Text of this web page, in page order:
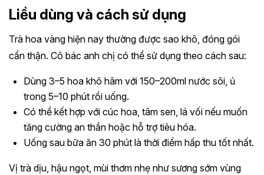
Liều dùng và cách sử dụng
Trà hoa vàng hiện nay thường được sao khô, đóng gói
cẩn thận. Cô bác anh chị có thể sử dụng theo cách sau:
Dùng 3–5 hoa khô hãm với 150–200ml nước sôi, ủ
trong 5–10 phút rồi uống.
Có thể kết hợp với cúc hoa, tâm sen, lá vối nếu muốn
tăng cường an thần hoặc hỗ trợ tiêu hóa.
Uống sau bữa ăn 30 phút là thời điểm hấp thu tốt nhất.
Vị trà dịu, hậu ngọt, mùi thơm nhẹ như sương sớm vùng